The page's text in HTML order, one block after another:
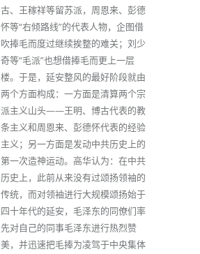
古、王稼祥等留苏派，周恩来、彭德
怀等“右倾路线”的代表人物，企图借
吹捧毛而度过继续挨整的难关；刘少
奇等“毛派”也想借捧毛而更上一层
楼。于是，延安整风的最好阶段就由
两个方面构成：一方面是清算两个宗
派主义山头——王明、博古代表的教
条主义和周恩来、彭德怀代表的经验
主义；另一方面是发动中共历史上的
第一次造神运动。高华认为：在中共
历史上，此前从来没有过颂扬领袖的
传统，而对领袖进行大规模颂扬始于
四十年代的延安，毛泽东的同僚们率
先对自己的同事毛泽东进行热烈赞
美，并迅速把毛捧为凌驾于中央集体